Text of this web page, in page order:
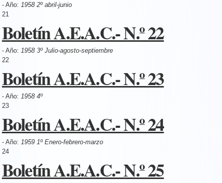
- Año: 1958 2º abril-junio
21
Boletín A.E.A.C.- N.º 22
- Año: 1958 3º Julio-agosto-septiembre
22
Boletín A.E.A.C.- N.º 23
- Año: 1958 4º
23
Boletín A.E.A.C.- N.º 24
- Año: 1959 1º Enero-febrero-marzo
24
Boletín A.E.A.C.- N.º 25